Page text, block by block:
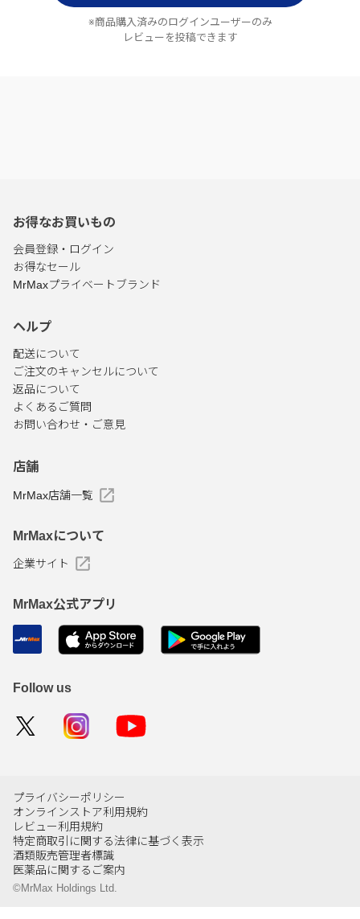
※商品購入済みのログインユーザーのみ
レビューを投稿できます
お得なお買いもの
会員登録・ログイン
お得なセール
MrMaxプライベートブランド
ヘルプ
配送について
ご注文のキャンセルについて
返品について
よくあるご質問
お問い合わせ・ご意見
店舗
MrMax店舗一覧
MrMaxについて
企業サイト
MrMax公式アプリ
Follow us
プライバシーポリシー
オンラインストア利用規約
レビュー利用規約
特定商取引に関する法律に基づく表示
酒類販売管理者標識
医薬品に関するご案内
©MrMax Holdings Ltd.